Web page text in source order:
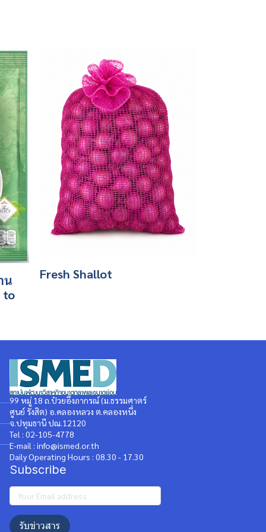
น
to
Fresh Shallot
99 หมู่ 18 ถ.ป๋วยอึ๊งภากรณ์ (ม.ธรรมศาตร์
ศูนย์ รังสิต) อ.คลองหลวง ต.คลองหนึ่ง
จ.ปทุมธานี ปณ.12120
Tel : 02-105-4778
E-mail : info@ismed.or.th
Daily Operating Hours : 08.30 - 17.30
Subscribe
รับข่าวสาร